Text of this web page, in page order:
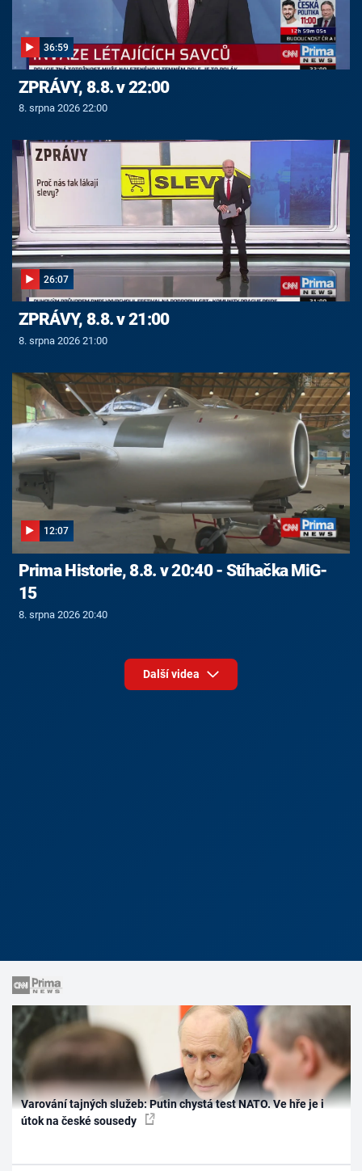
36:59
ZPRÁVY, 8.8. v 22:00
8. srpna 2026 22:00
26:07
ZPRÁVY, 8.8. v 21:00
8. srpna 2026 21:00
12:07
Prima Historie, 8.8. v 20:40 - Stíhačka MiG-
15
8. srpna 2026 20:40
Další videa
Varování tajných služeb: Putin chystá test NATO. Ve hře je i
útok na české sousedy